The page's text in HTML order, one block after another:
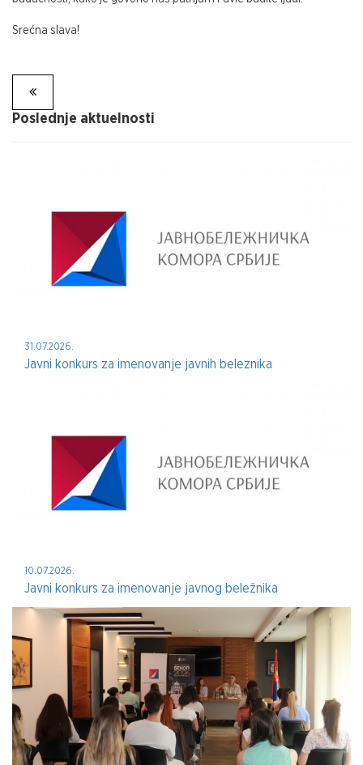
Srećna slava!
Poslednje aktuelnosti
31.07.2026.
Javni konkurs za imenovanje javnih beleznika
10.07.2026.
Javni konkurs za imenovanje javnog beležnika